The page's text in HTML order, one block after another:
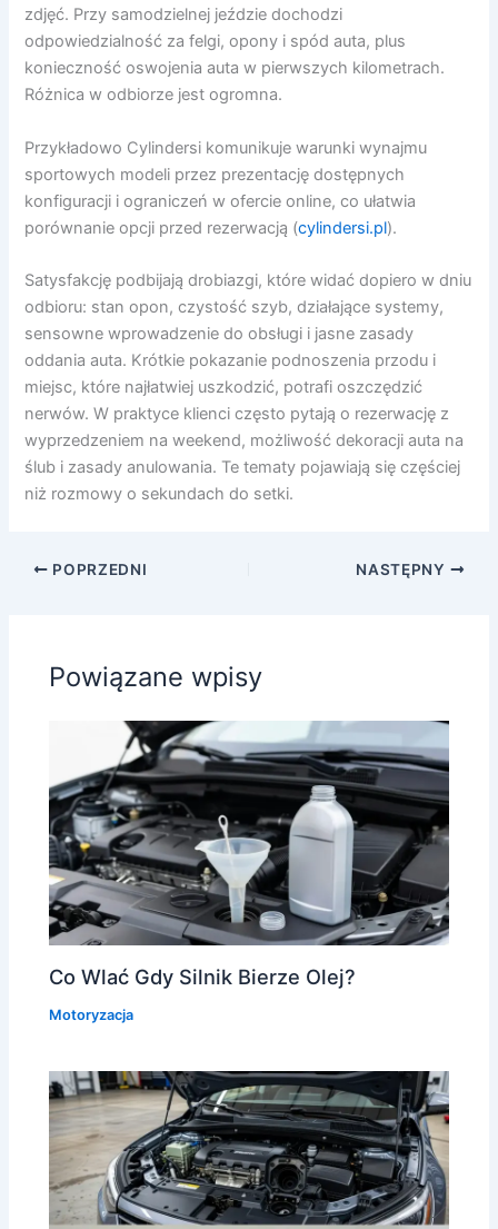
zdjęć. Przy samodzielnej jeździe dochodzi
odpowiedzialność za felgi, opony i spód auta, plus
konieczność oswojenia auta w pierwszych kilometrach.
Różnica w odbiorze jest ogromna.
Przykładowo Cylindersi komunikuje warunki wynajmu
sportowych modeli przez prezentację dostępnych
konfiguracji i ograniczeń w ofercie online, co ułatwia
porównanie opcji przed rezerwacją (cylindersi.pl).
Satysfakcję podbijają drobiazgi, które widać dopiero w dniu
odbioru: stan opon, czystość szyb, działające systemy,
sensowne wprowadzenie do obsługi i jasne zasady
oddania auta. Krótkie pokazanie podnoszenia przodu i
miejsc, które najłatwiej uszkodzić, potrafi oszczędzić
nerwów. W praktyce klienci często pytają o rezerwację z
wyprzedzeniem na weekend, możliwość dekoracji auta na
ślub i zasady anulowania. Te tematy pojawiają się częściej
niż rozmowy o sekundach do setki.
POPRZEDNI NASTĘPNY
Powiązane wpisy
Co Wlać Gdy Silnik Bierze Olej?
Motoryzacja